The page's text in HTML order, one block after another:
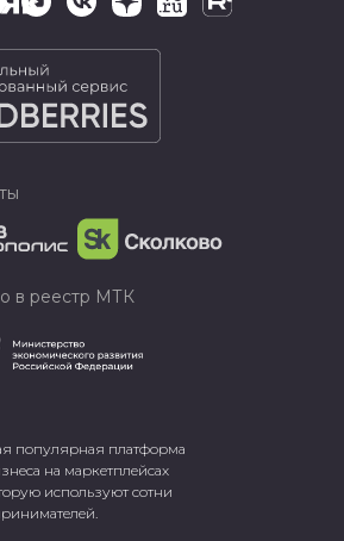
популярная платформа
на маркетплейсах
используют сотни
в реестр МТК